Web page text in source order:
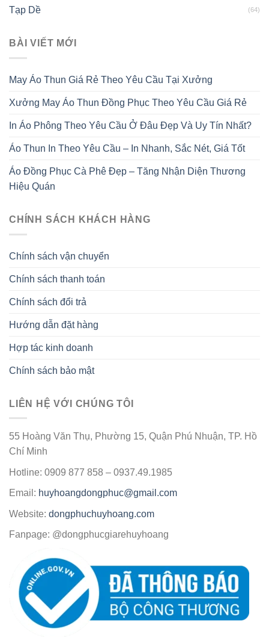
Tạp Dề (64)
BÀI VIẾT MỚI
May Áo Thun Giá Rẻ Theo Yêu Cầu Tại Xưởng
Xưởng May Áo Thun Đồng Phục Theo Yêu Cầu Giá Rẻ
In Áo Phông Theo Yêu Cầu Ở Đâu Đẹp Và Uy Tín Nhất?
Áo Thun In Theo Yêu Cầu – In Nhanh, Sắc Nét, Giá Tốt
Áo Đồng Phục Cà Phê Đẹp – Tăng Nhận Diện Thương
Hiệu Quán
CHÍNH SÁCH KHÁCH HÀNG
Chính sách vận chuyển
Chính sách thanh toán
Chính sách đổi trả
Hướng dẫn đặt hàng
Hợp tác kinh doanh
Chính sách bảo mật
LIÊN HỆ VỚI CHÚNG TÔI
55 Hoàng Văn Thụ, Phường 15, Quận Phú Nhuận, TP. Hồ
Chí Minh
Hotline: 0909 877 858 – 0937.49.1985
Email: huyhoangdongphuc@gmail.com
Website: dongphuchuyhoang.com
Fanpage: @dongphucgiarehuyhoang